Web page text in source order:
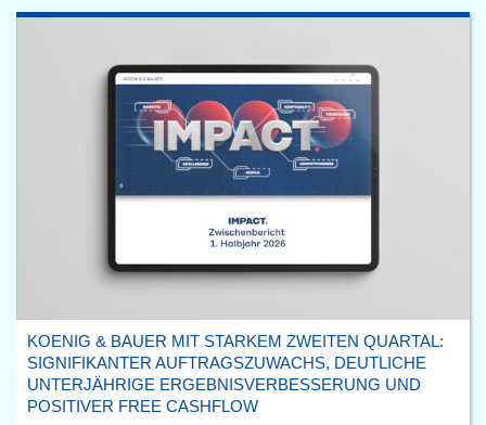
KOENIG & BAUER MIT STARKEM ZWEITEN QUARTAL:
SIGNIFIKANTER AUFTRAGSZUWACHS, DEUTLICHE
UNTERJÄHRIGE ERGEBNISVERBESSERUNG UND
POSITIVER FREE CASHFLOW